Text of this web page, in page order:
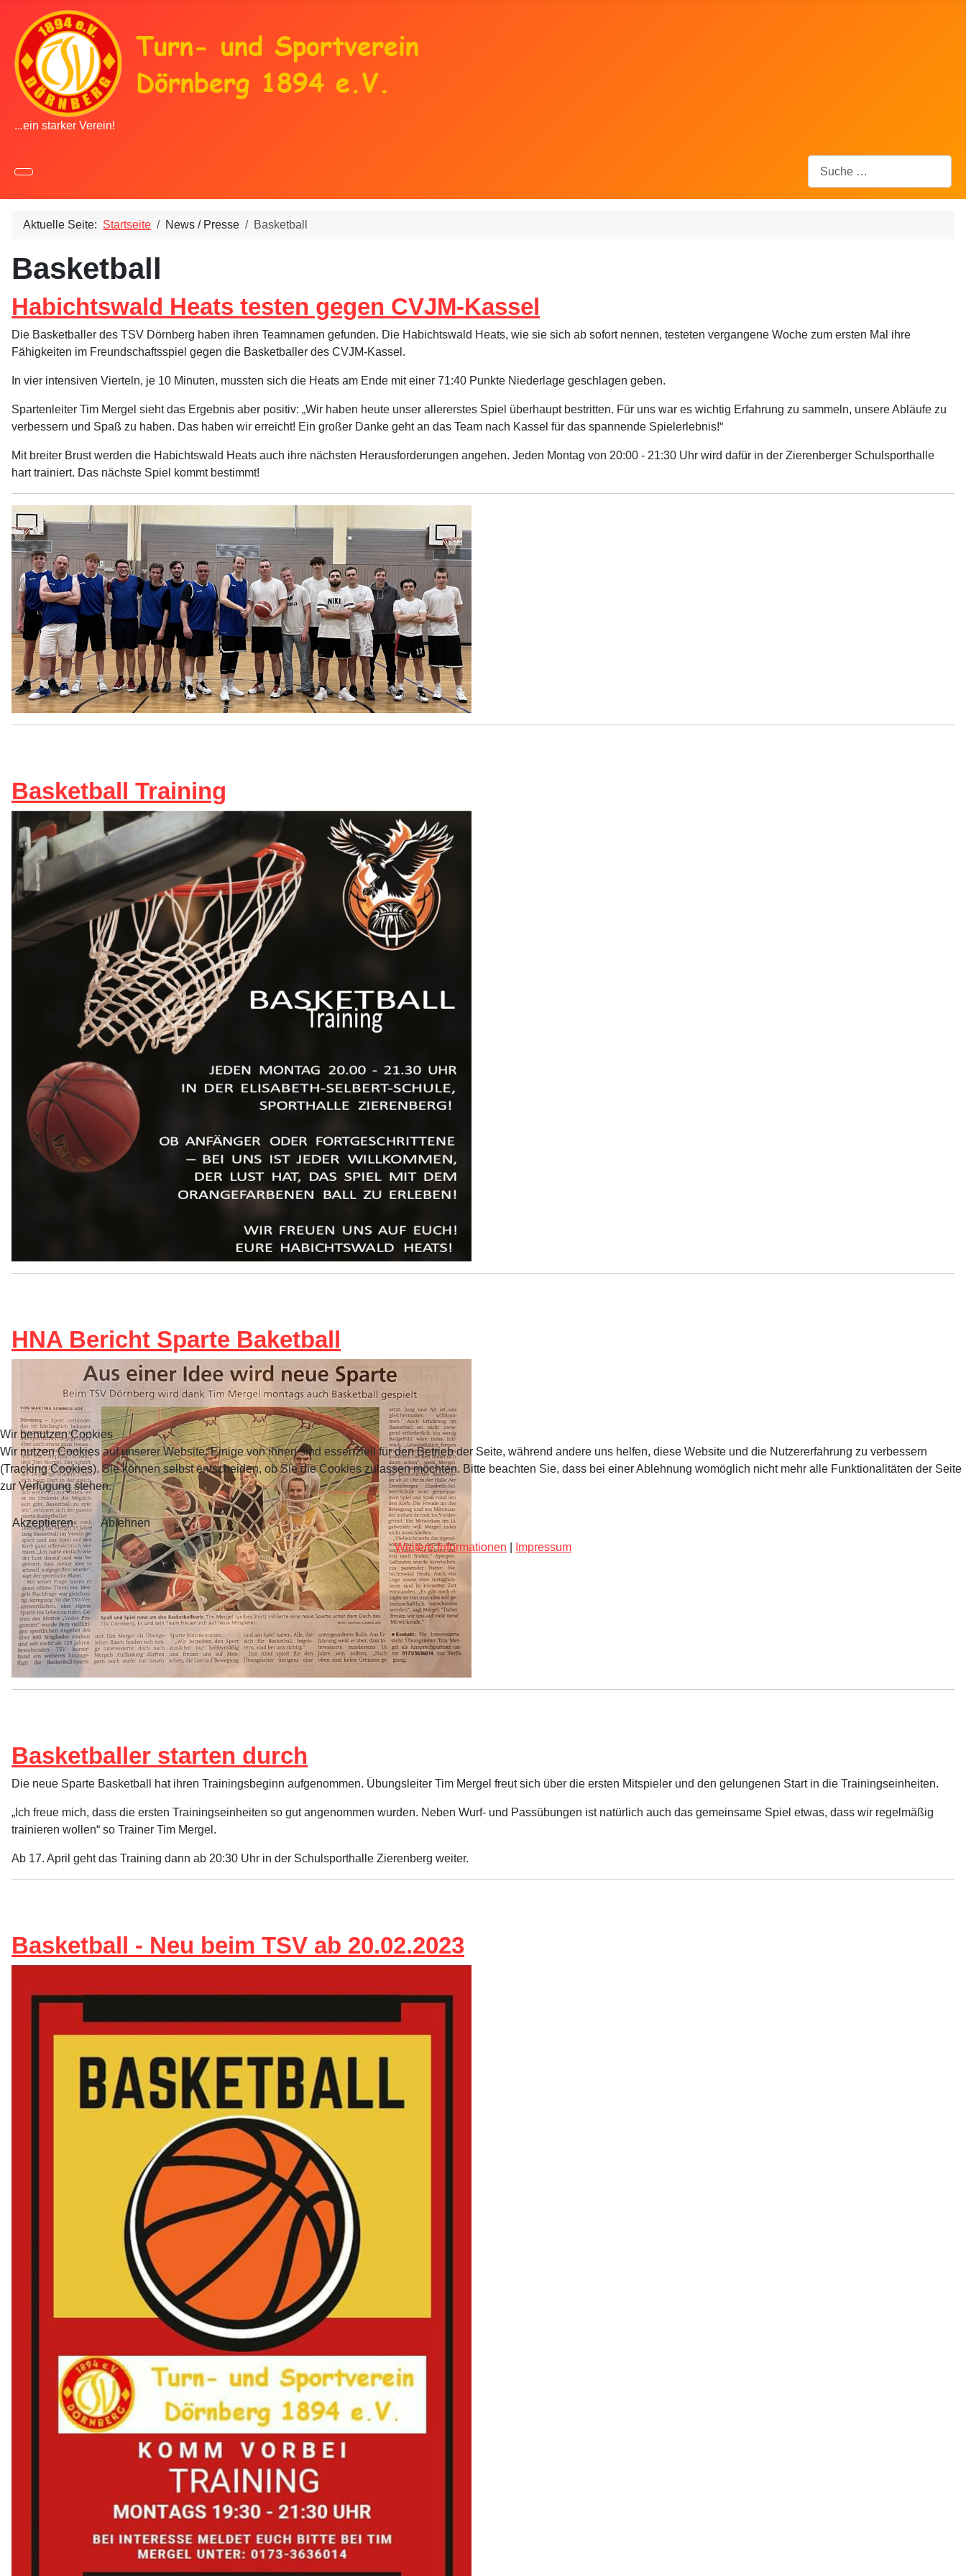
...ein starker Verein!
Aktuelle Seite: Startseite News / Presse Basketball
Basketball
Habichtswald Heats testen gegen CVJM-Kassel
Die Basketballer des TSV Dörnberg haben ihren Teamnamen gefunden. Die Habichtswald Heats, wie sie sich ab sofort nennen, testeten vergangene Woche zum ersten Mal ihre
Fähigkeiten im Freundschaftsspiel gegen die Basketballer des CVJM-Kassel.
In vier intensiven Vierteln, je 10 Minuten, mussten sich die Heats am Ende mit einer 71:40 Punkte Niederlage geschlagen geben.
Spartenleiter Tim Mergel sieht das Ergebnis aber positiv: „Wir haben heute unser allererstes Spiel überhaupt bestritten. Für uns war es wichtig Erfahrung zu sammeln, unsere Abläufe zu
verbessern und Spaß zu haben. Das haben wir erreicht! Ein großer Danke geht an das Team nach Kassel für das spannende Spielerlebnis!“
Mit breiter Brust werden die Habichtswald Heats auch ihre nächsten Herausforderungen angehen. Jeden Montag von 20:00 - 21:30 Uhr wird dafür in der Zierenberger Schulsporthalle
hart trainiert. Das nächste Spiel kommt bestimmt!
Basketball Training
HNA Bericht Sparte Baketball
Basketballer starten durch
Die neue Sparte Basketball hat ihren Trainingsbeginn aufgenommen. Übungsleiter Tim Mergel freut sich über die ersten Mitspieler und den gelungenen Start in die Trainingseinheiten.
„Ich freue mich, dass die ersten Trainingseinheiten so gut angenommen wurden. Neben Wurf- und Passübungen ist natürlich auch das gemeinsame Spiel etwas, dass wir regelmäßig
trainieren wollen“ so Trainer Tim Mergel.
Ab 17. April geht das Training dann ab 20:30 Uhr in der Schulsporthalle Zierenberg weiter.
Basketball - Neu beim TSV ab 20.02.2023
Wir benutzen Cookies
Wir nutzen Cookies auf unserer Website. Einige von ihnen sind essenziell für den Betrieb der Seite, während andere uns helfen, diese Website und die Nutzererfahrung zu verbessern
(Tracking Cookies). Sie können selbst entscheiden, ob Sie die Cookies zulassen möchten. Bitte beachten Sie, dass bei einer Ablehnung womöglich nicht mehr alle Funktionalitäten der Seite
zur Verfügung stehen.
Akzeptieren Ablehnen
Weitere Informationen Impressum